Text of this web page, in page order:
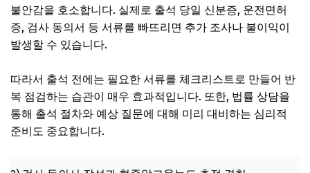
불안감을 호소합니다. 실제로 출석 당일 신분증, 운전면허
증, 검사 동의서 등 서류를 빠뜨리면 추가 조사나 불이익이
발생할 수 있습니다.
따라서 출석 전에는 필요한 서류를 체크리스트로 만들어 반
복 점검하는 습관이 매우 효과적입니다. 또한, 법률 상담을
통해 출석 절차와 예상 질문에 대해 미리 대비하는 심리적
준비도 중요합니다.